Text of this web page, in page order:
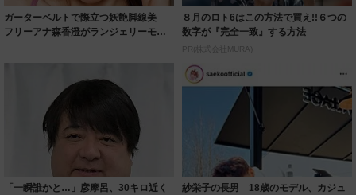
ガーターベルトで際立つ妖艶脚線美
フリーアナ森香澄がランジェリーモデ
８月のロト6はこの方法で買え!!６つの
数字が『完全一致』する方法
PR(株式会社MURA)
「一瞬誰かと…」彦摩呂、30キロ近く
紗栄子の長男 18歳のモデル、カジュ